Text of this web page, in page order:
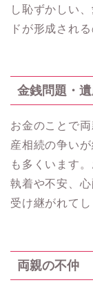
し恥ずかしい
ドが形成される
金銭問題・
お金のことで
産相続の争い
も多くいます
執着や不安、
受け継がれてし
両親の不仲